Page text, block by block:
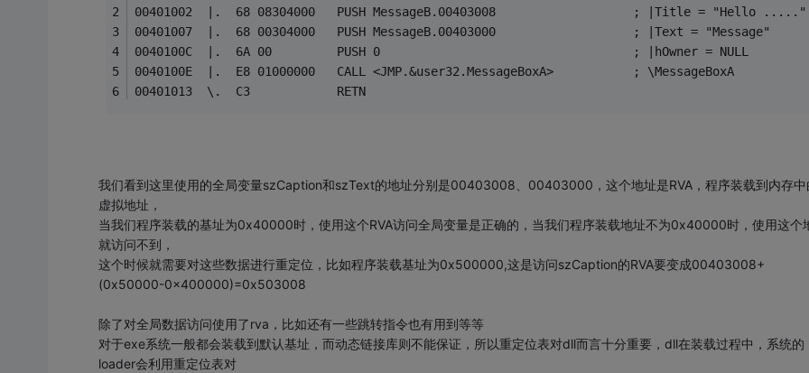
00401002  |.  68 08304000   PUSH MessageB.00403008                   ; |Title = "Hello ....."
00401007  |.  68 00304000   PUSH MessageB.00403000                   ; |Text = "Message"
0040100C  |.  6A 00         PUSH 0                                   ; |hOwner = NULL
0040100E  |.  E8 01000000   CALL <JMP.&user32.MessageBoxA>           ; \MessageBoxA
00401013  \.  C3            RETN
我们看到这里使用的全局变量szCaption和szText的地址分别是00403008、00403000，这个地址是RVA，程序装载到内存中
虚拟地址，
当我们程序装载的基址为0x40000时，使用这个RVA访问全局变量是正确的，当我们程序装载地址不为0x40000时，使用这个
就访问不到，
这个时候就需要对这些数据进行重定位，比如程序装载基址为0x500000,这是访问szCaption的RVA要变成00403008+
(0x50000-0x400000)=0x503008
除了对全局数据访问使用了rva，比如还有一些跳转指令也有用到等等
对于exe系统一般都会装载到默认基址，而动态链接库则不能保证，所以重定位表对dll而言十分重要，dll在装载过程中，系统的
loader会利用重定位表对